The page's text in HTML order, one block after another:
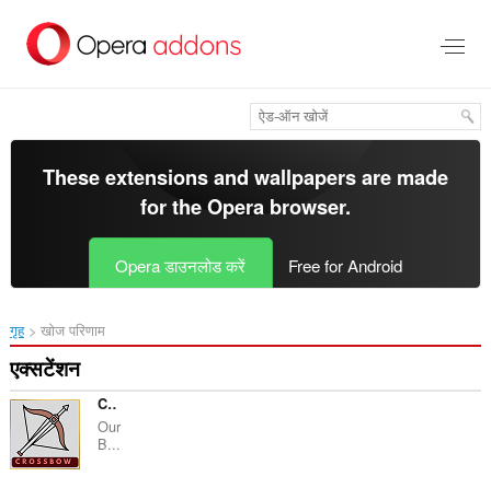
सामग्री
These extensions and wallpapers are made
for theOpera browser.
Opera डाउनलोड करें Free for Android
गृह खोज परिणाम
एक्सटेंशन
CROSSBOW - BUYING GUIDE
Our
B...